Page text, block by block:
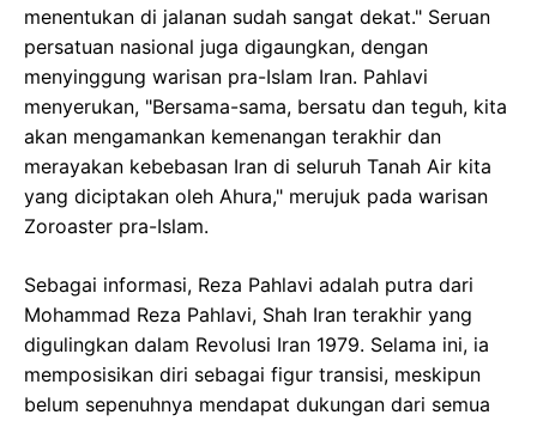
menentukan di jalanan sudah sangat dekat." Seruan
persatuan nasional juga digaungkan, dengan
menyinggung warisan pra-Islam Iran. Pahlavi
menyerukan, "Bersama-sama, bersatu dan teguh, kita
akan mengamankan kemenangan terakhir dan
merayakan kebebasan Iran di seluruh Tanah Air kita
yang diciptakan oleh Ahura," merujuk pada warisan
Zoroaster pra-Islam.
Sebagai informasi, Reza Pahlavi adalah putra dari
Mohammad Reza Pahlavi, Shah Iran terakhir yang
digulingkan dalam Revolusi Iran 1979. Selama ini, ia
memposisikan diri sebagai figur transisi, meskipun
belum sepenuhnya mendapat dukungan dari semua